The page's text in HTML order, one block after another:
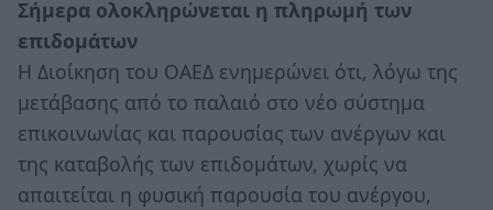
Σήμερα ολοκληρώνεται η πληρωμή των
επιδομάτων
Η Διοίκηση του ΟΑΕΔ ενημερώνει ότι, λόγω της
μετάβασης από το παλαιό στο νέο σύστημα
επικοινωνίας και παρουσίας των ανέργων και
της καταβολής των επιδομάτων, χωρίς να
απαιτείται η φυσική παρουσία του ανέργου,